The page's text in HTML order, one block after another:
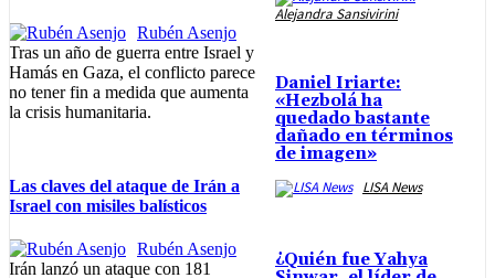
Rubén Asenjo
Tras un año de guerra entre Israel y
Hamás en Gaza, el conflicto parece
no tener fin a medida que aumenta
la crisis humanitaria.
Las claves del ataque de Irán a
Israel con misiles balísticos
Rubén Asenjo
Irán lanzó un ataque con 181
Alejandra Sansivirini
Daniel Iriarte:
«Hezbolá ha
quedado bastante
dañado en términos
de imagen»
LISA News
¿Quién fue Yahya